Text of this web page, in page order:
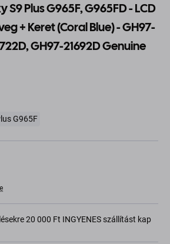
Plus G965F, G965FD - LCD
+ Keret (Coral Blue) - GH97-
GH97-21692D Genuine
G965F
20 000 Ft INGYENES szállítást kap